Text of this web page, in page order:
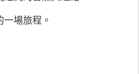
場旅程。